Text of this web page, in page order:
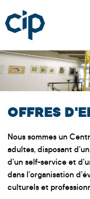
OFFRES
Nous sommes un
adultes, disposant
d’un self-service et
dans l’organisation
culturels et